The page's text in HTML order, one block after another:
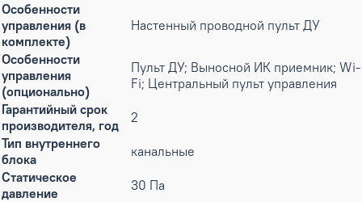
Особенности
управления (в
комплекте)
Настенный проводной пульт ДУ
Особенности
управления
(опционально)
Пульт ДУ; Выносной ИК приемник; Wi-
Fi; Центральный пульт управления
Гарантийный срок
производителя, год
2
Тип внутреннего
блока
канальные
Статическое
давление
30 Па